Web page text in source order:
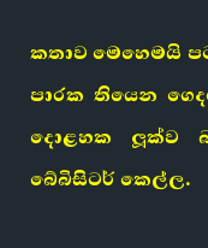
කතාව මෙහෙමයි
පාරක තියෙන
දොළහක ලූක්ව
බේබිසිටර් කෙල්ල.